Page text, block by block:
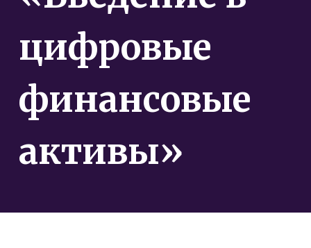
цифровые
финансовые
активы»